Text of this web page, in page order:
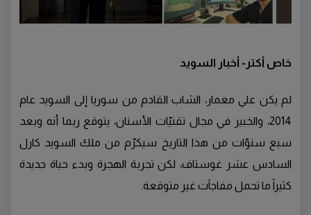
خاص أكتر- أخبار السويد
لم يكن علي معمار، الشاب القادم من سوريا إلى السويد عام
2014، والخبير في مجال تقنيّات الأسنان، يتوقع ربما أنه وبعد
سبع سنوّات من هذا التاريخ سيكرّم من ملك السويد كارل
السادس عشر غوستاف، لكن تجربة الهجرة وبدء حياة جديدة
كثيراً ما تحمل مفاجآت غير متوقعة.